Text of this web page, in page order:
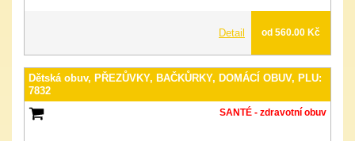
Detail od 560.00 Kč
Dětská obuv, PŘEZŮVKY, BAČKŮRKY, DOMÁCÍ OBUV, PLU:
7832
SANTÉ - zdravotní obuv